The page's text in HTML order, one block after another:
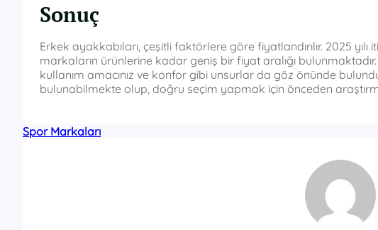
Sonuç
Erkek ayakkabıları, çeşitli faktörlere göre fiyatlandırılır. 2025
markaların ürünlerine kadar geniş bir fiyat aralığı
kullanım amacınız ve konfor gibi unsurlar da göz önünde
bulunabilmekte olup, doğru seçim yapmak için önceden
Spor Markaları